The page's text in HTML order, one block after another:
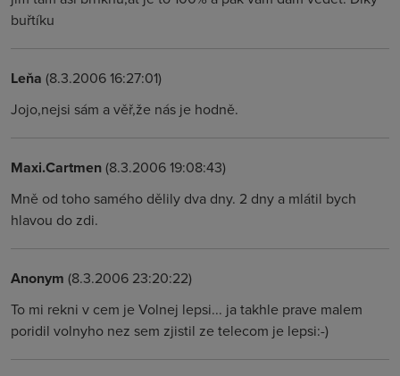
buřtíku
Leňa (8.3.2006 16:27:01)
Jojo,nejsi sám a věř,že nás je hodně.
Maxi.Cartmen(8.3.2006 19:08:43)
Mně od toho samého dělily dva dny. 2 dny a mlátil bych
hlavou do zdi.
Anonym (8.3.2006 23:20:22)
To mi rekni v cem je Volnej lepsi... ja takhle prave malem
poridil volnyho nez sem zjistil ze telecom je lepsi:-)